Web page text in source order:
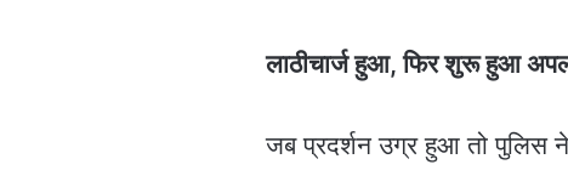
लाठीचार्ज हुआ, फिर शुरू हुआ
जब प्रदर्शन उग्र हुआ तो पुलिस